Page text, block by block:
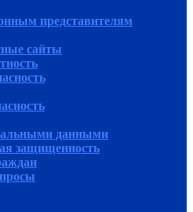
представителям
сайты
данными
защищенность